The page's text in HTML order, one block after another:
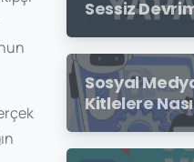
Sessiz
Sosyal
Kitlelere